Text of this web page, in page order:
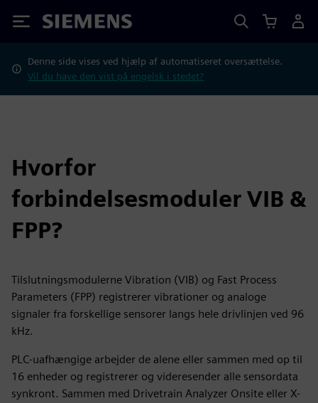
Siemens
Denne side vises ved hjælp af automatiseret oversættelse.
Vil du have den vist på engelsk i stedet?
Hvorfor
forbindelsesmoduler VIB &
FPP?
Tilslutningsmodulerne Vibration (VIB) og Fast Process
Parameters (FPP) registrerer vibrationer og analoge
signaler fra forskellige sensorer langs hele drivlinjen ved 96
kHz.
PLC-uafhængige arbejder de alene eller sammen med op til
16 enheder og registrerer og videresender alle sensordata
synkront. Sammen med Drivetrain Analyzer Onsite eller X-